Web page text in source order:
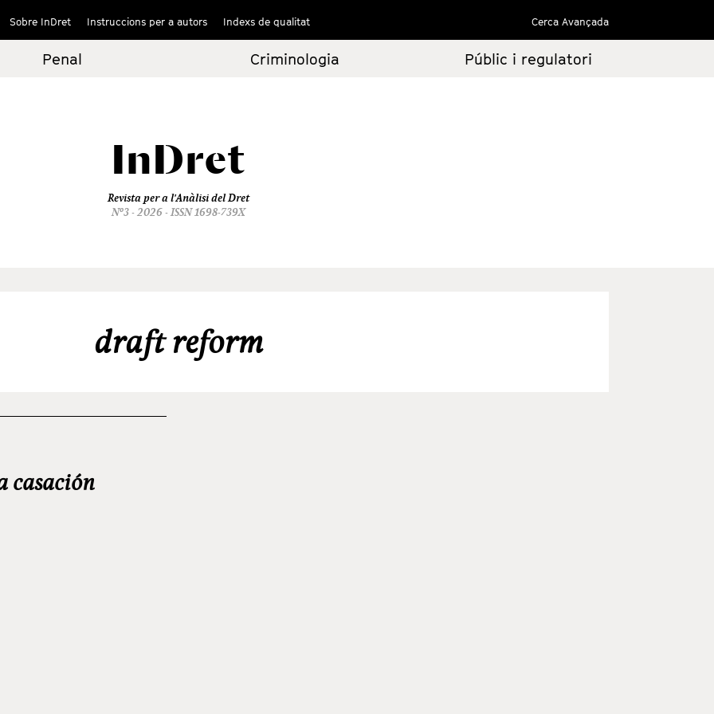
Sobre InDret Instruccions per a autors Indexs de qualitat Cerca Avançada
Penal Criminologia Públic i regulatori
InDret
Revista per a l'Anàlisi del Dret
Nº3 - 2026 - ISSN 1698-739X
draft reform
casación